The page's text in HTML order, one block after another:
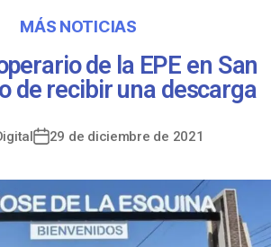
MÁS NOTICIAS
de la EPE en San
de recibir una descarga
29 de diciembre de 2021